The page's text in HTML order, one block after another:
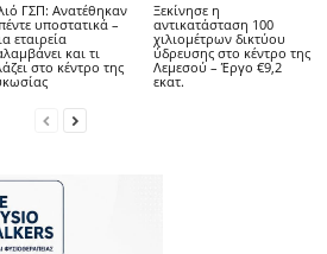
ΓΣΠ: Ανατέθηκαν
υποστατικά –
εταιρεία
και τι
στο κέντρο της
Ξεκίνησε η
αντικατάσταση 100
χιλιομέτρων δικτύου
ύδρευσης στο κέντρο της
Λεμεσού – Έργο €9,2
εκατ.